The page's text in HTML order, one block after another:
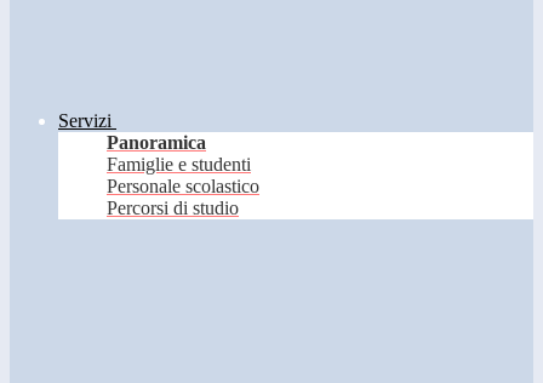
Servizi
Panoramica
Famiglie e studenti
Personale scolastico
Percorsi di studio